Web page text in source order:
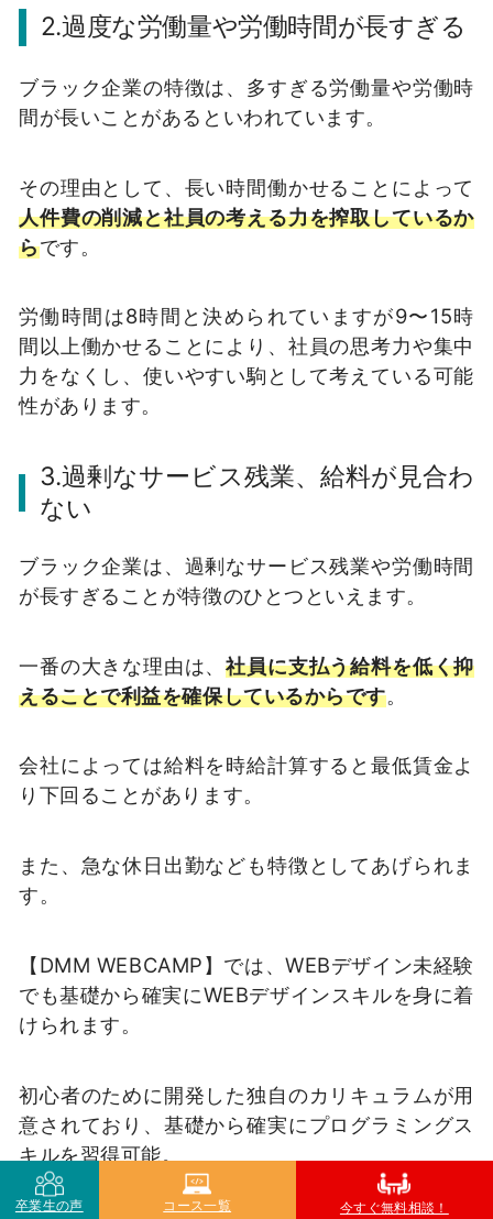
2.過度な労働量や労働時間が長すぎる
ブラック企業の特徴は、多すぎる労働量や労働時
間が長いことがあるといわれています。
その理由として、長い時間働かせることによって
人件費の削減と社員の考える力を搾取しているか
らです。
労働時間は8時間と決められていますが9〜15時
間以上働かせることにより、社員の思考力や集中
力をなくし、使いやすい駒として考えている可能
性があります。
3.過剰なサービス残業、給料が見合わ
ない
ブラック企業は、過剰なサービス残業や労働時間
が長すぎることが特徴のひとつといえます。
一番の大きな理由は、社員に支払う給料を低く抑
えることで利益を確保しているからです。
会社によっては給料を時給計算すると最低賃金よ
り下回ることがあります。
また、急な休日出勤なども特徴としてあげられま
す。
【DMM WEBCAMP】では、WEBデザイン未経験
でも基礎から確実にWEBデザインスキルを身に着
けられます。
初心者のために開発した独自のカリキュラムが用
意されており、基礎から確実にプログラミングス
キルを習得可能。
卒業生の声 コース一覧 今すぐ無料相談！